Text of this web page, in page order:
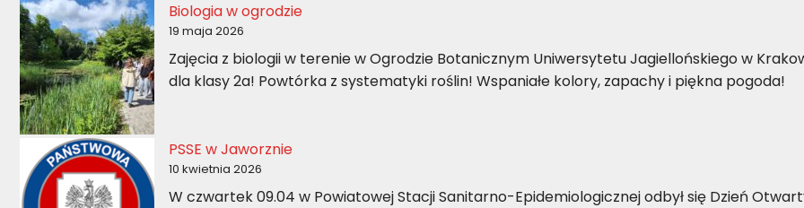
Biologia w ogrodzie
19 maja 2026
Zajęcia z biologii w terenie w Ogrodzie Botanicznym Uniwersytetu Jagiellońskiego w
dla klasy 2a! Powtórka z systematyki roślin! Wspaniałe kolory, zapachy i piękna pogoda!
PSSE w Jaworznie
10 kwietnia 2026
W czwartek 09.04 w Powiatowej Stacji Sanitarno-Epidemiologicznej odbył się Dzień